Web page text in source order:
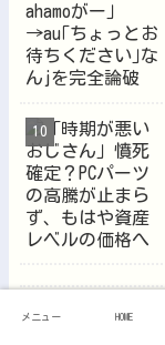
メニュー HOME